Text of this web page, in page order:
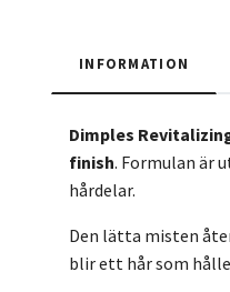
INFORMATION
Dimples
finish. Formulan är
hårdelar.
Den lätta misten
blir ett hår som